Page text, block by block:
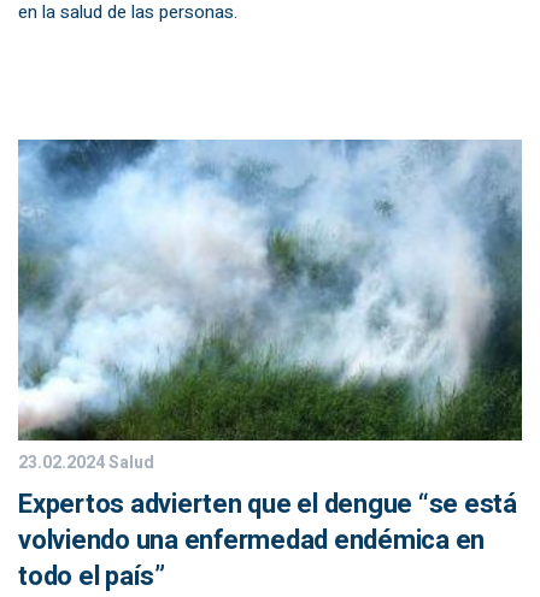
en la salud de las personas.
23.02.2024Salud
Expertos advierten que el dengue “se está
volviendo una enfermedad endémica en
todo el país”